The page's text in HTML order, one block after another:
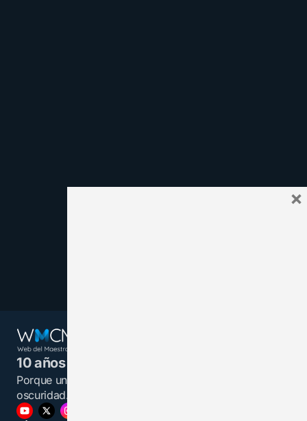
10 años juntos y más unidos.
Porque un maestro informado es una luz en la
oscuridad.
×